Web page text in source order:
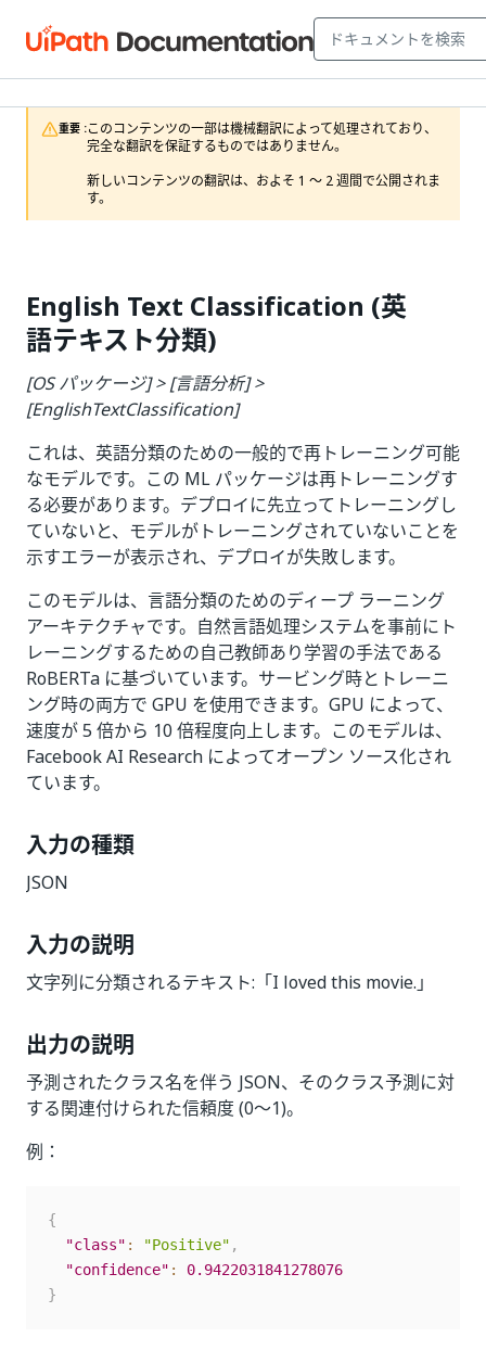
重要 :このコンテンツの一部は機械翻訳によって処理されており、
完全な翻訳を保証するものではありません。
新しいコンテンツの翻訳は、およそ 1 ～ 2 週間で公開されま
す。
English Text Classification (英
語テキスト分類)
[OS パッケージ] > [言語分析] >
[EnglishTextClassification]
これは、英語分類のための一般的で再トレーニング可能
なモデルです。この ML パッケージは再トレーニングす
る必要があります。デプロイに先立ってトレーニングし
ていないと、モデルがトレーニングされていないことを
示すエラーが表示され、デプロイが失敗します。
このモデルは、言語分類のためのディープ ラーニング
アーキテクチャです。自然言語処理システムを事前にト
レーニングするための自己教師あり学習の手法である
RoBERTa に基づいています。サービング時とトレーニ
ング時の両方で GPU を使用できます。GPU によって、
速度が 5 倍から 10 倍程度向上します。このモデルは、
Facebook AI Research によってオープン ソース化され
ています。
入力の種類
JSON
入力の説明
文字列に分類されるテキスト:「I loved this movie.」
出力の説明
予測されたクラス名を伴う JSON、そのクラス予測に対
する関連付けられた信頼度 (0～1)。
例：
{
"class" : "Positive" ,
"confidence" :
0.9422031841278076
}